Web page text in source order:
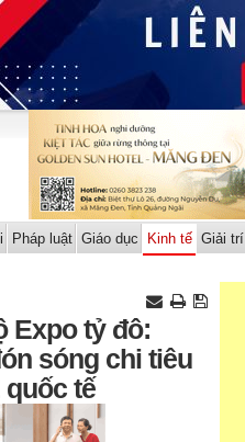
Pháp luật Giáo dục Kinh tế Giải trí
Expo tỷ đô:
sóng chi tiêu
tế